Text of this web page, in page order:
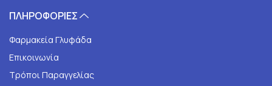
ΠΛΗΡΟΦΟΡΙΕΣ
Φαρμακεία Γλυφάδα
Επικοινωνία
Τρόποι Παραγγελίας